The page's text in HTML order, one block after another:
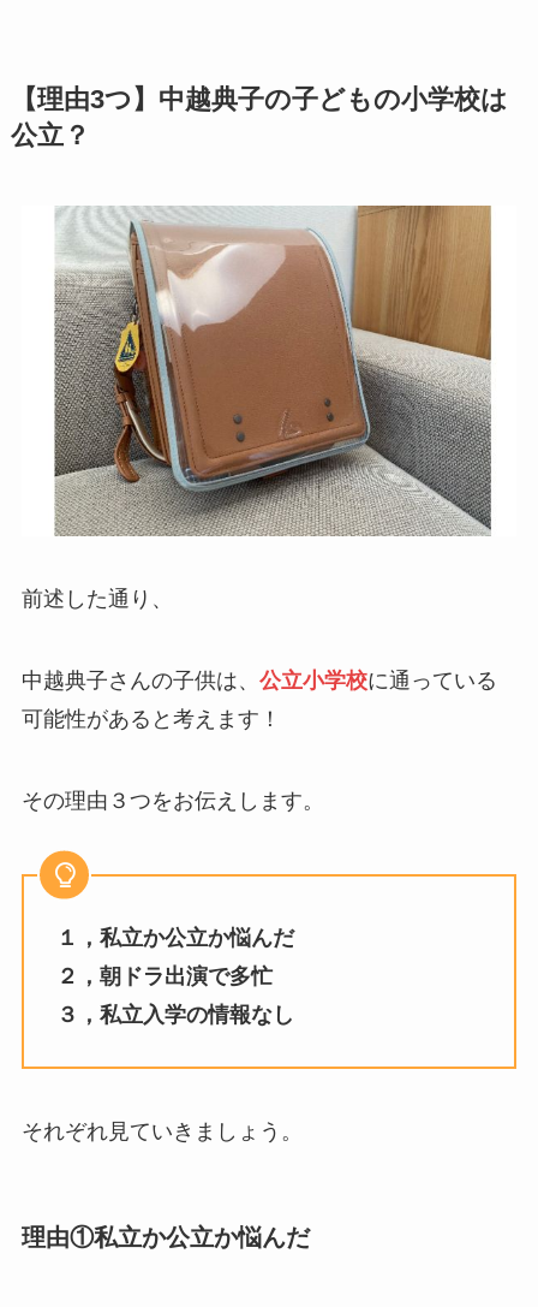
【理由3つ】中越典子の子どもの小学校は
公立？
前述した通り、
中越典子さんの子供は、 公立小学校に通っている
可能性があると考えます！
その理由３つをお伝えします。
１，私立か公立か悩んだ
２，朝ドラ出演で多忙
３，私立入学の情報なし
それぞれ見ていきましょう。
理由①私立か公立か悩んだ